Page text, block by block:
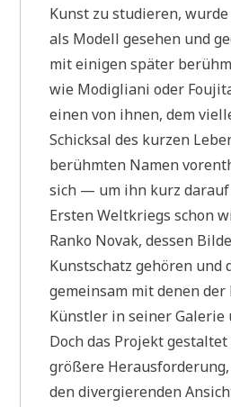
Kunst zu studieren,
als Modell gesehen und
mit einigen später
wie Modigliani oder
einen von ihnen, dem
Schicksal des kurzen
berühmten Namen
sich — um ihn kurz darauf
Ersten Weltkriegs schon
Ranko Novak, dessen
Kunstschatz gehören und
gemeinsam mit denen
Künstler in seiner
Doch das Projekt
größere
den divergierenden